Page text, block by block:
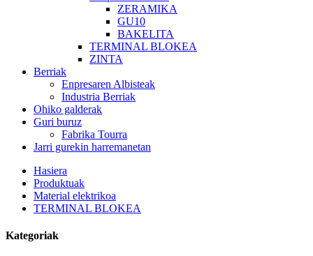
ZERAMIKA
GU10
BAKELITA
TERMINAL BLOKEA
ZINTA
Berriak
Enpresaren Albisteak
Industria Berriak
Ohiko galderak
Guri buruz
Fabrika Tourra
Jarri gurekin harremanetan
Hasiera
Produktuak
Material elektrikoa
TERMINAL BLOKEA
Kategoriak